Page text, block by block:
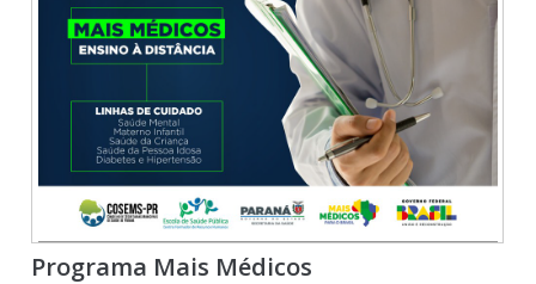
Programa Mais Médicos